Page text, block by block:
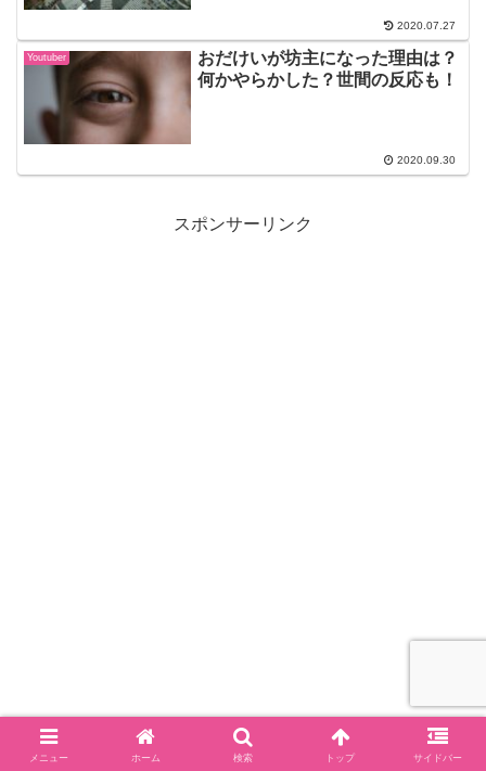
2020.07.27
Youtuber
おだけいが坊主になった理由は？
何かやらかした？世間の反応も！
2020.09.30
スポンサーリンク
メニュー ホーム 検索 トップ サイドバー